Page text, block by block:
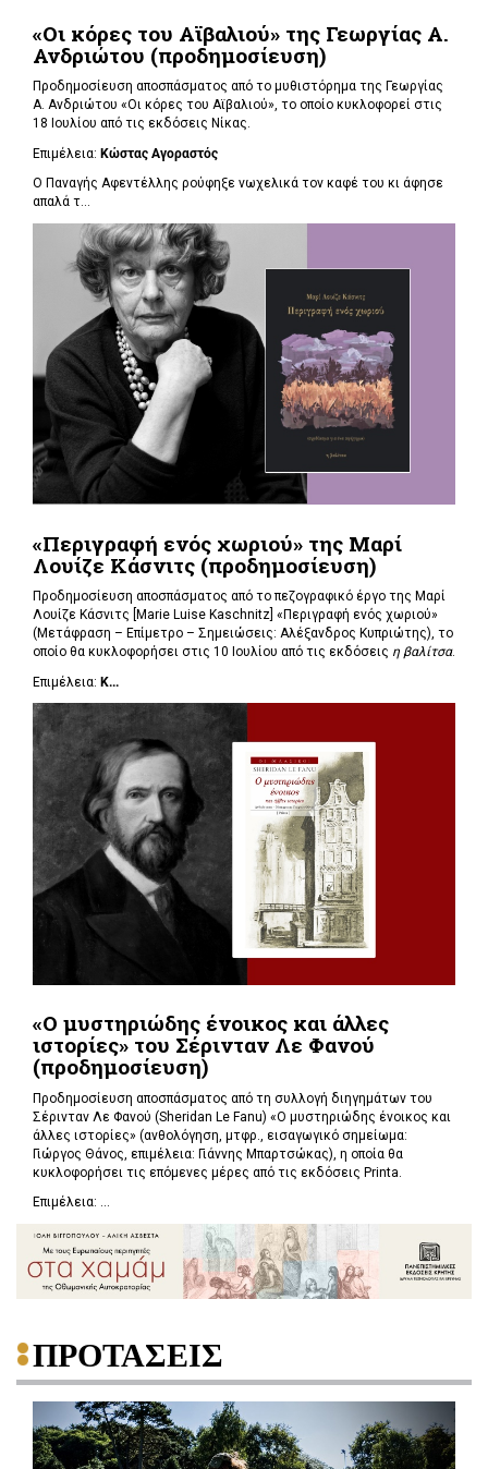
«Οι κόρες του Αϊβαλιού» της Γεωργίας Α.
Ανδριώτου (προδημοσίευση)
Προδημοσίευση αποσπάσματος από το μυθιστόρημα της Γεωργίας
Α. Ανδριώτου «Οι κόρες του Αϊβαλιού», το οποίο κυκλοφορεί στις
18 Ιουλίου από τις εκδόσεις Νίκας.
Επιμέλεια: Κώστας Αγοραστός
Ο Παναγής Αφεντέλλης ρούφηξε νωχελικά τον καφέ του κι άφησε
απαλά τ...
«Περιγραφή ενός χωριού» της Μαρί
Λουίζε Κάσνιτς (προδημοσίευση)
Προδημοσίευση αποσπάσματος από το πεζογραφικό έργο της Μαρί
Λουίζε Κάσνιτς [Marie Luise Kaschnitz] «Περιγραφή ενός χωριού»
(Μετάφραση – Επίμετρο – Σημειώσεις: Αλέξανδρος Κυπριώτης), το
οποίο θα κυκλοφορήσει στις 10 Ιουλίου από τις εκδόσεις η βαλίτσα.
Επιμέλεια: Κ...
«Ο μυστηριώδης ένοικος και άλλες
ιστορίες» του Σέρινταν Λε Φανού
(προδημοσίευση)
Προδημοσίευση αποσπάσματος από τη συλλογή διηγημάτων του
Σέρινταν Λε Φανού (Sheridan Le Fanu) «Ο μυστηριώδης ένοικος και
άλλες ιστορίες» (ανθολόγηση, μτφρ., εισαγωγικό σημείωμα:
Γιώργος Θάνος, επιμέλεια: Γιάννης Μπαρτσώκας), η οποία θα
κυκλοφορήσει τις επόμενες μέρες από τις εκδόσεις Printa.
Επιμέλεια: ...
ΠΡΟΤΑΣΕΙΣ